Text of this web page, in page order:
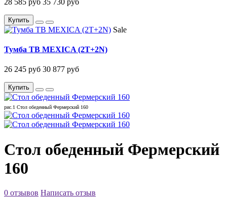
Купить
Sale
Тумба ТВ MEXICA (2T+2N)
26 245 руб 30 877 руб
Купить
рис.1 Стол обеденный Фермерский 160
Стол обеденный Фермерский
160
0 отзывов Написать отзыв